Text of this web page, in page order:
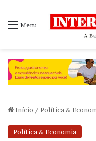
Menu
Início / Política &
Política & Economia